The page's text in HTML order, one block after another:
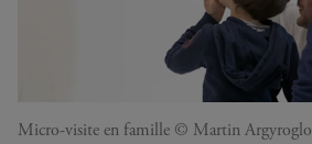
Micro-visite en famille © Martin Argyroglo